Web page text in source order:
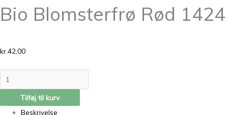
Bio Blomsterfrø Rød 1424
kr.42,00
Tilføj til kurv
Beskrivelse